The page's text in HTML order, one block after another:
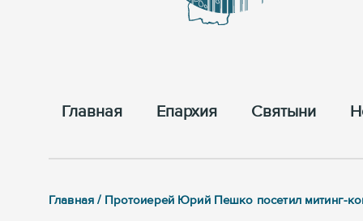
Главная Епархия Cвятыни
Главная / Протоиерей Юрий Пешко посетил митинг-